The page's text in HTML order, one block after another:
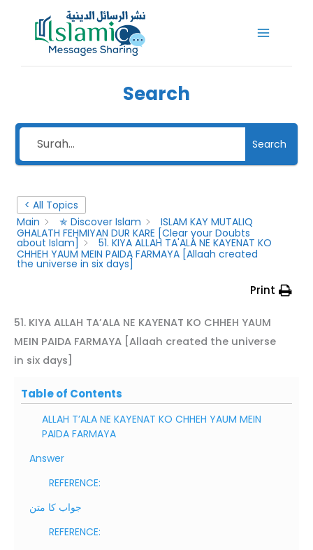
Search
Search
< All Topics
Main
✯ Discover Islam
ISLAM KAY MUTALIQ
GHALATH FEHMIYAN DUR KARE [Clear your Doubts
about Islam]
51. KIYA ALLAH TA'ALA NE KAYENAT KO
CHHEH YAUM MEIN PAIDA FARMAYA [Allaah created
the universe in six days]
Print
51. KIYA ALLAH TA’ALA NE KAYENAT KO CHHEH YAUM
MEIN PAIDA FARMAYA [Allaah created the universe
in six days]
Table of Contents
ALLAH T’ALA NE KAYENAT KO CHHEH YAUM MEIN
PAIDA FARMAYA
Answer
REFERENCE:
جواب کا متن
REFERENCE: